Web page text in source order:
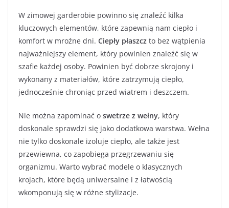
W zimowej garderobie powinno się znaleźć kilka
kluczowych elementów, które zapewnią nam ciepło i
komfort w mroźne dni. Ciepły płaszcz to bez wątpienia
najważniejszy element, który powinien znaleźć się w
szafie każdej osoby. Powinien być dobrze skrojony i
wykonany z materiałów, które zatrzymują ciepło,
jednocześnie chroniąc przed wiatrem i deszczem.
Nie można zapominać o swetrze z wełny, który
doskonale sprawdzi się jako dodatkowa warstwa. Wełna
nie tylko doskonale izoluje ciepło, ale także jest
przewiewna, co zapobiega przegrzewaniu się
organizmu. Warto wybrać modele o klasycznych
krojach, które będą uniwersalne i z łatwością
wkomponują się w różne stylizacje.